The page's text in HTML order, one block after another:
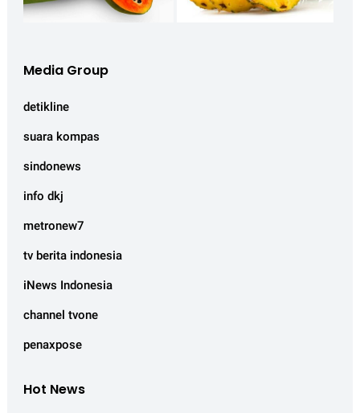
Media Group
detikline
suara kompas
sindonews
info dkj
metronew7
tv berita indonesia
iNews Indonesia
channel tvone
penaxpose
Hot News